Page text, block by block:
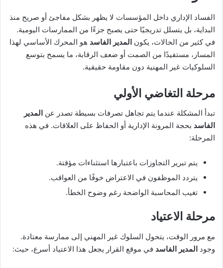
الفساد الإداري داخل المؤسسات لا يظهر بشكل مفاجئ أو صريح منذ
البداية، بل يتسلل تدريجيًا حتى يصبح جزءًا من الممارسات اليومية.
في كثير من الحالات، يكون المدير الفاسد هو المحرك الأساسي لهذا
المسار، مستفيدًا من الصمت أو ضعف الرقابة، ما يسمح بتوسع
السلوكيات غير المهنية دون مقاومة حقيقية.
مرحلة التغاضي الأولي
تبدأ المشكلة عندما يتم تجاهل تصرفات بسيطة تصدر عن المدير
الفاسد بحجة المرونة الإدارية أو الحفاظ على العلاقات. في هذه
المرحلة:
يتم تبرير التجاوزات باعتبارها استثناءات مؤقتة.
يتردد الموظفون في الاعتراض خوفًا من العواقب.
تغيب المحاسبة الواضحة رغم وضوح الخطأ.
مرحلة الاعتياد
مع مرور الوقت، يتحول السلوك غير المهني إلى ممارسة معتادة.
وجود المدير الفاسد في موقع القرار يجعل هذا الاعتياد أسرع، حيث: